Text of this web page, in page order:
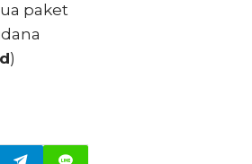
paket
)